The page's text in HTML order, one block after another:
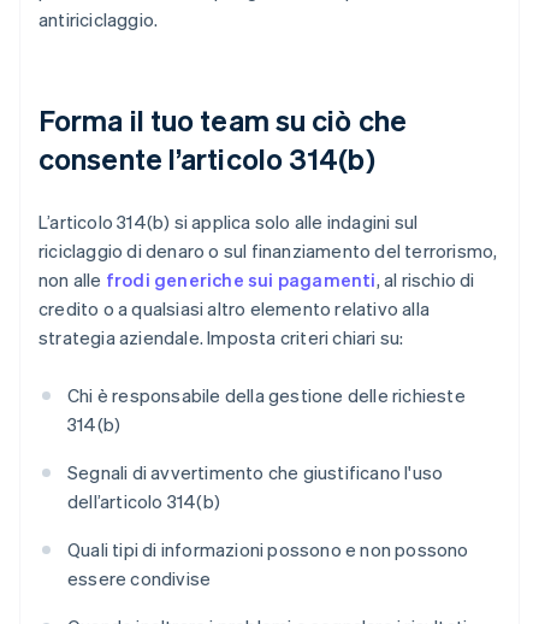
antiriciclaggio.
Forma il tuo team su ciò che
consente l’articolo 314(b)
L’articolo 314(b) si applica solo alle indagini sul
riciclaggio di denaro o sul finanziamento del terrorismo,
non alle frodi generiche sui pagamenti, al rischio di
credito o a qualsiasi altro elemento relativo alla
strategia aziendale. Imposta criteri chiari su:
Chi è responsabile della gestione delle richieste
314(b)
Segnali di avvertimento che giustificano l'uso
dell’articolo 314(b)
Quali tipi di informazioni possono e non possono
essere condivise